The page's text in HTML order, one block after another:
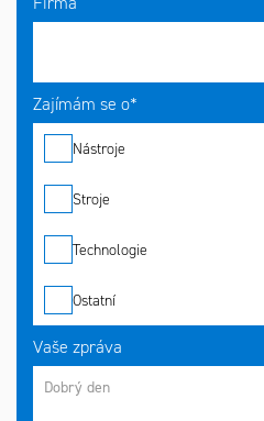
Zajímám se o*
Nástroje
Stroje
Technologie
Ostatní
Vaše zpráva